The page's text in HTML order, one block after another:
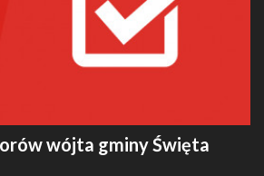
wójta gminy Święta